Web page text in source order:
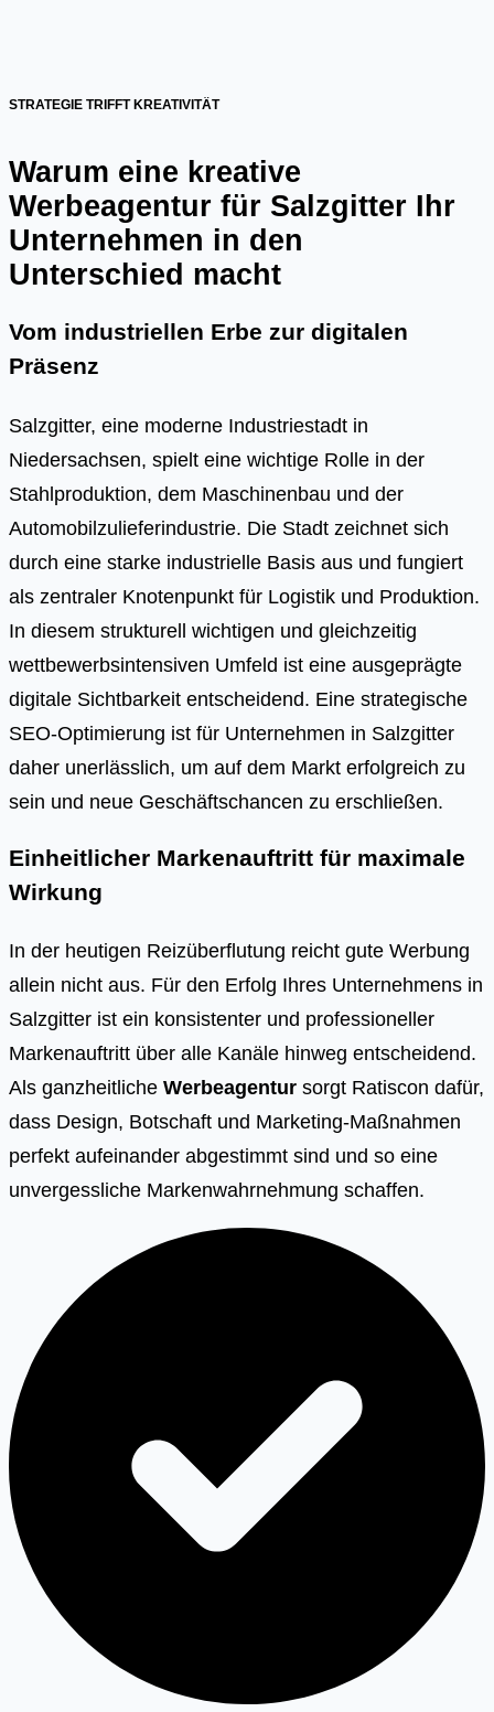
STRATEGIE TRIFFT KREATIVITÄT
Warum eine kreative
Werbeagentur für Salzgitter Ihr
Unternehmen in den
Unterschied macht
Vom industriellen Erbe zur digitalen
Präsenz
Salzgitter, eine moderne Industriestadt in
Niedersachsen, spielt eine wichtige Rolle in der
Stahlproduktion, dem Maschinenbau und der
Automobilzulieferindustrie. Die Stadt zeichnet sich
durch eine starke industrielle Basis aus und fungiert
als zentraler Knotenpunkt für Logistik und Produktion.
In diesem strukturell wichtigen und gleichzeitig
wettbewerbsintensiven Umfeld ist eine ausgeprägte
digitale Sichtbarkeit entscheidend. Eine strategische
SEO-Optimierung ist für Unternehmen in Salzgitter
daher unerlässlich, um auf dem Markt erfolgreich zu
sein und neue Geschäftschancen zu erschließen.
Einheitlicher Markenauftritt für maximale
Wirkung
In der heutigen Reizüberflutung reicht gute Werbung
allein nicht aus. Für den Erfolg Ihres Unternehmens in
Salzgitter ist ein konsistenter und professioneller
Markenauftritt über alle Kanäle hinweg entscheidend.
Als ganzheitliche Werbeagentur sorgt Ratiscon dafür,
dass Design, Botschaft und Marketing-Maßnahmen
perfekt aufeinander abgestimmt sind und so eine
unvergessliche Markenwahrnehmung schaffen.